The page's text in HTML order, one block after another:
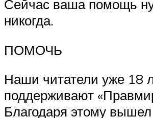
Сейчас ваша помощь
никогда.
ПОМОЧЬ
Наши читатели уже 18
поддерживают
Благодаря этому